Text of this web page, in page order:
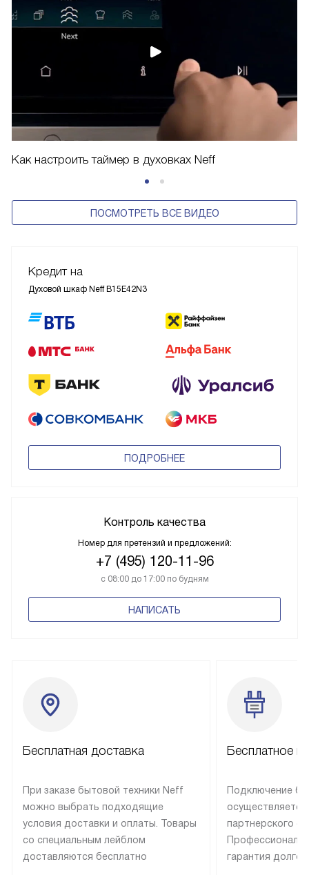
Как настроить таймер в духовках Neff
ПОСМОТРЕТЬ ВСЕ ВИДЕО
Кредит на
Духовой шкаф Neff B15E42N3
ПОДРОБНЕЕ
Контроль качества
Номер для претензий и предложений:
+7 (495) 120-11-96
с 08:00 до 17:00 по будням
НАПИСАТЬ
Бесплатная доставка
При заказе бытовой техники Neff
можно выбрать подходящие
условия доставки и оплаты. Товары
со специальным лейблом
доставляются бесплатно
Бесплатное
Подключение
партнерского
гарантия